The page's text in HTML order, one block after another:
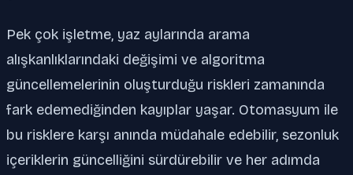
Pek çok işletme, yaz aylarında arama
alışkanlıklarındaki değişimi ve algoritma
güncellemelerinin oluşturduğu riskleri zamanında
fark edemediğinden kayıplar yaşar. Otomasyum ile
bu risklere karşı anında müdahale edebilir, sezonluk
içeriklerin güncelliğini sürdürebilir ve her adımda